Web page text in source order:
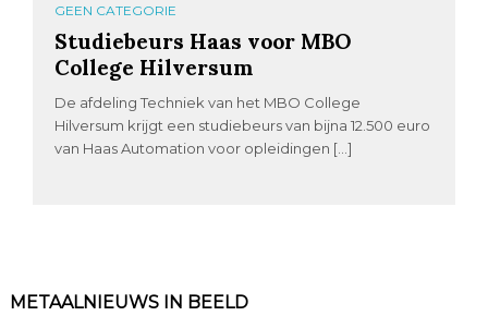
GEEN CATEGORIE
Studiebeurs Haas voor MBO
College Hilversum
De afdeling Techniek van het MBO College
Hilversum krijgt een studiebeurs van bijna 12.500 euro
van Haas Automation voor opleidingen […]
METAALNIEUWS IN BEELD